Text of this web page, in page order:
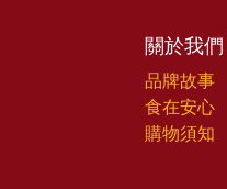
關於我們
品牌故事
食在安心
購物須知